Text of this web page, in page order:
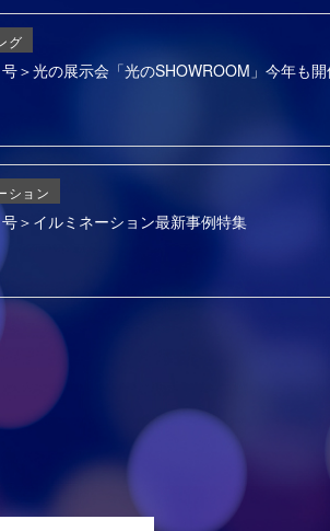
グ
＞光の展示会「光のSHOWROOM」今年も開
ション
＞イルミネーション最新事例特集